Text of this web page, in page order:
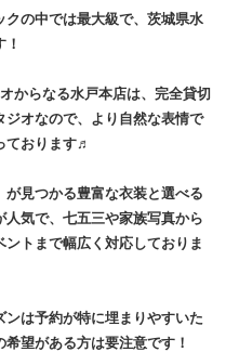
クの中では最大級で、茨城県水
からなる水戸本店は、完全貸切
ジオなので、より自然な表情で
ております♬
が見つかる豊富な衣装と選べる
人気で、七五三や家族写真から
ントまで幅広く対応しておりま
ンは予約が特に埋まりやすいた
望がある方は要注意です！